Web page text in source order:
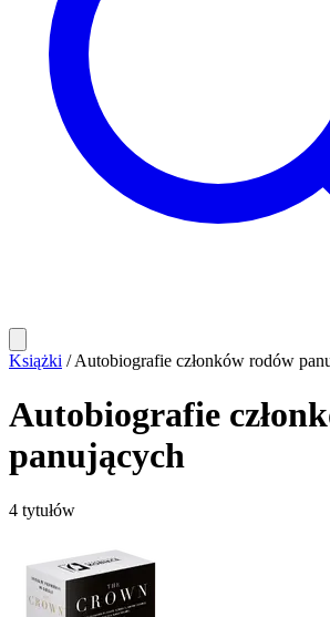
Książki / Autobiografie członków rodów
Autobiografie
panujących
4 tytułów